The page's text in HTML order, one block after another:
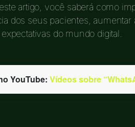
artigo, você saberá como
dos seus pacientes,
do mundo digital.
YouTube: Vídeos sobre